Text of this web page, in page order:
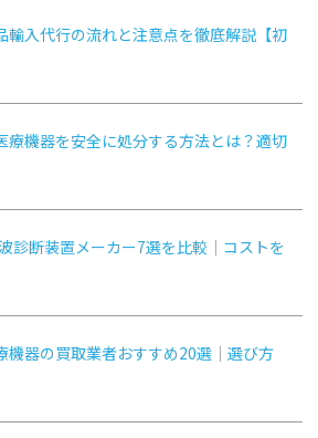
輸入代行の流れと注意点を徹底解説【初
療機器を安全に処分する方法とは？適切
診断装置メーカー7選を比較｜コストを
機器の買取業者おすすめ20選｜選び方